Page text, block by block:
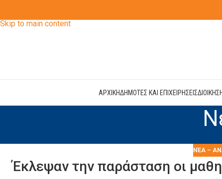
Skip to main content
ΑΡΧΙΚΗΔΗΜΟΤΕΣ ΚΑΙ ΕΠΙΧΕΙΡΗΣΕΙΣ
ΝΈΑ –
Έκλεψαν την παράσταση οι